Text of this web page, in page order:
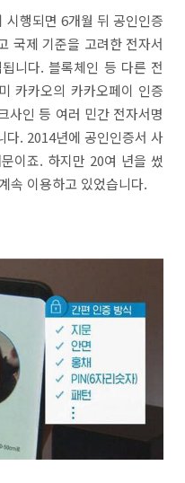
시행되면 6개월 뒤 공인인증
국제 기준을 고려한 전자서
니다. 블록체인 등 다른 전
카카오의 카카오페이 인증
사인 등 여러 민간 전자서명
다. 2014년에 공인인증서 사
이죠. 하지만 20여 년을 썼
속 이용하고 있었습니다.